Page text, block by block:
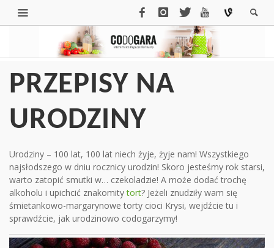
PRZEPISY NA
URODZINY
Urodziny – 100 lat, 100 lat niech żyje, żyje nam! Wszystkiego
najsłodszego w dniu rocznicy urodzin! Skoro jesteśmy rok starsi,
warto zatopić smutki w… czekoladzie! A może dodać trochę
alkoholu i upichcić znakomitytort? Jeżeli znudziły wam się
śmietankowo-margarynowe torty cioci Krysi, wejdźcie tu i
sprawdźcie, jak urodzinowo codogarzymy!